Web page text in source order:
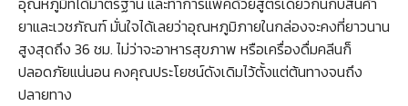
ยาและเวชภัณฑ์ มั่นใจได้เลยว่าอุณหภูมิภายในกล่องจะคงที่ยาวนาน
สูงสุดถึง 36 ชม. ไม่ว่าจะอาหารสุขภาพ หรือเครื่องดื่มคลีนก็
ปลอดภัยแน่นอน คงคุณประโยชน์ดังเดิมไว้ตั้งแต่ต้นทางจนถึง
ปลายทาง